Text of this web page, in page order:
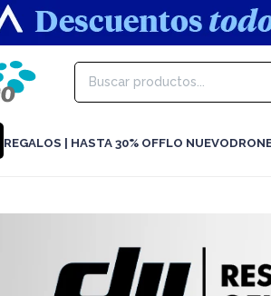
REGALOS | HASTA 30% OFFLO NUEVO